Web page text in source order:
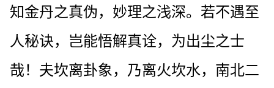
知金丹之真伪，妙理之浅深。若不遇至
人秘诀，岂能悟解真诠，为出尘之士
哉！夫坎离卦象，乃离火坎水，南北二